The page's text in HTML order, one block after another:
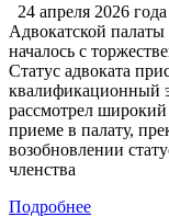
24 апреля 2026
Адвокатской
началось с
Статус адвоката
квалификационный
рассмотрел
приеме в палату,
возобновлении
членства
Подробнее